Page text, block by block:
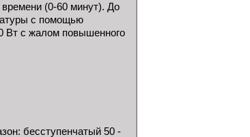
(0-60 минут). До
с помощью
Вт с жалом повышенного
бесступенчатый 50 -